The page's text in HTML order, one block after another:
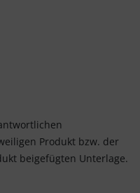
Produkt bzw. der
beigefügten Unterlage.